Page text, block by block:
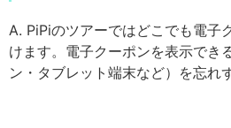
A. PiPiのツアーではどこでも電子
けます。電子クーポンを表示でき
ン・タブレット端末など）を忘れ